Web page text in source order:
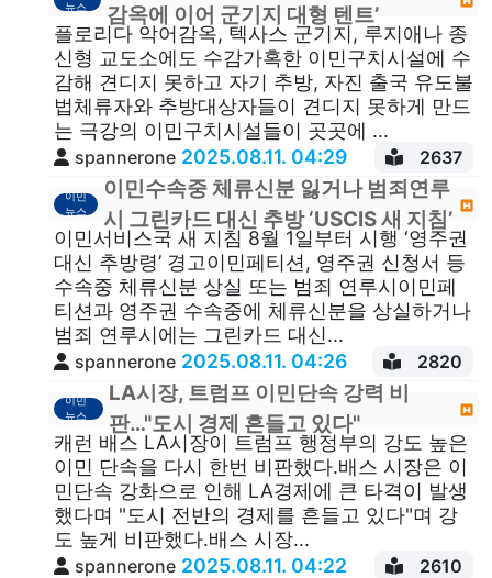
뉴스
감옥에 이어 군기지 대형 텐트’
플로리다 악어감옥, 텍사스 군기지, 루지애나 종
신형 교도소에도 수감가혹한 이민구치시설에 수
감해 견디지 못하고 자기 추방, 자진 출국 유도불
법체류자와 추방대상자들이 견디지 못하게 만드
는 극강의 이민구치시설들이 곳곳에 ...
spannerone 2025.08.11. 04:29 2637
이민
뉴스
이민수속중 체류신분 잃거나 범죄연루
시 그린카드 대신 추방 ‘USCIS 새 지침’
이민서비스국 새 지침 8월 1일부터 시행 ‘영주권
대신 추방령’ 경고이민페티션, 영주권 신청서 등
수속중 체류신분 상실 또는 범죄 연루시이민페
티션과 영주권 수속중에 체류신분을 상실하거나
범죄 연루시에는 그린카드 대신...
spannerone 2025.08.11. 04:26 2820
이민
뉴스
LA시장, 트럼프 이민단속 강력 비
판…"도시 경제 흔들고 있다"
캐런 배스 LA시장이 트럼프 행정부의 강도 높은
이민 단속을 다시 한번 비판했다.배스 시장은 이
민단속 강화으로 인해 LA경제에 큰 타격이 발생
했다며 "도시 전반의 경제를 흔들고 있다"며 강
도 높게 비판했다.배스 시장...
spannerone 2025.08.11. 04:22 2610